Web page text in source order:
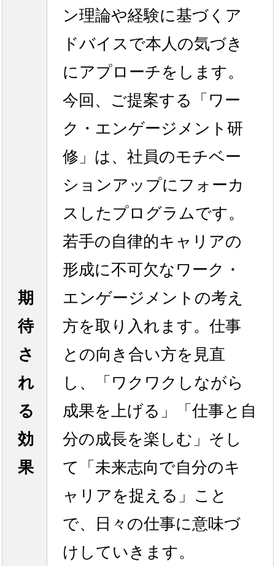
期
待
さ
れ
る
効
果
ン理論や経験に基づくア
ドバイスで本人の気づき
にアプローチをします。
今回、ご提案する「ワー
ク・エンゲージメント研
修」は、社員のモチベー
ションアップにフォーカ
スしたプログラムです。
若手の自律的キャリアの
形成に不可欠なワーク・
エンゲージメントの考え
方を取り入れます。仕事
との向き合い方を見直
し、「ワクワクしながら
成果を上げる」「仕事と自
分の成長を楽しむ」そし
て「未来志向で自分のキ
ャリアを捉える」こと
で、日々の仕事に意味づ
けしていきます。